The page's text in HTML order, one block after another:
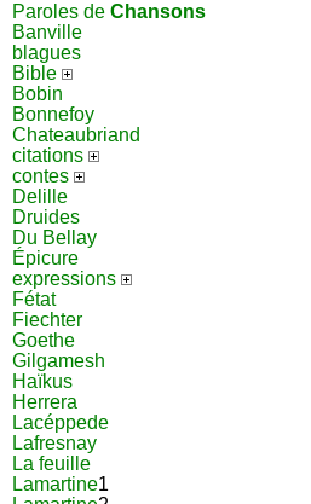
Paroles de Chansons
Banville
blagues
Bible
Bobin
Bonnefoy
Chateaubriand
citations
contes
Delille
Druides
Du Bellay
Épicure
expressions
Fétat
Fiechter
Goethe
Gilgamesh
Haïkus
Herrera
Lacéppede
Lafresnay
La feuille
Lamartine1